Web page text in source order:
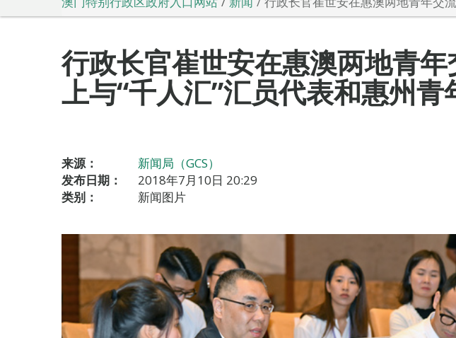
行政长官崔世安在惠澳两地青
上与“千人汇”汇员代表和惠州青
来源：
新闻局（GCS）
发布日期：
2018年7月10日 20:29
类别：
新闻图片